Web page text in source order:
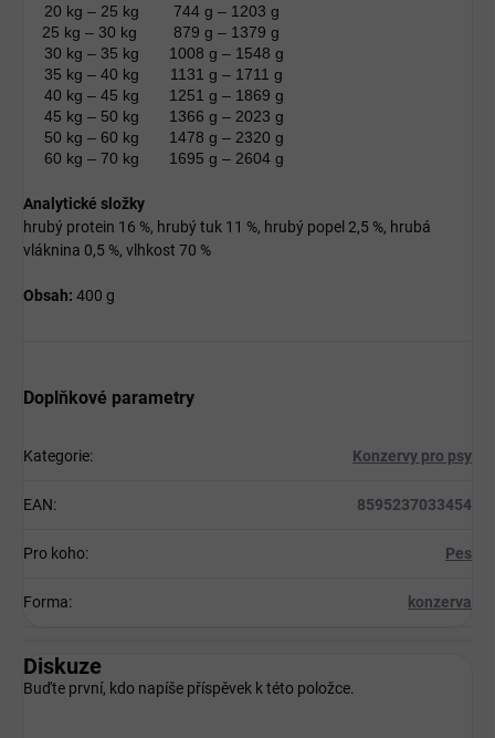
20 kg – 25 kg
744 g – 1203 g
25 kg – 30 kg
879 g – 1379 g
30 kg – 35 kg
1008 g – 1548 g
35 kg – 40 kg
1131 g – 1711 g
40 kg – 45 kg
1251 g – 1869 g
45 kg – 50 kg
1366 g – 2023 g
50 kg – 60 kg
1478 g – 2320 g
60 kg – 70 kg
1695 g – 2604 g
Analytické složky
hrubý protein 16 %, hrubý tuk 11 %, hrubý popel 2,5 %, hrubá
vláknina 0,5 %, vlhkost 70 %
Obsah: 400 g
Doplňkové parametry
Kategorie: Konzervy pro psy
EAN: 8595237033454
Pro koho: Pes
Forma: konzerva
Diskuze
Buďte první, kdo napíše příspěvek k této položce.